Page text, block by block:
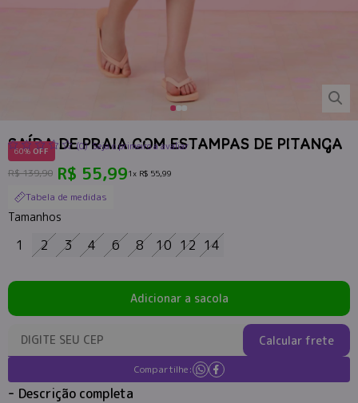
SAÍDA DE PRAIA COM ESTAMPAS DE PITANGA
(0) Seja o primeiro a avaliar
60% OFF
R$ 139,90 R$ 55,991x R$ 55,99
Tabela de medidas
Tamanhos
1 2 3 4 6 8 10 12 14
Adicionar a sacola
Calcular frete
Compartilhe:
Descrição completa